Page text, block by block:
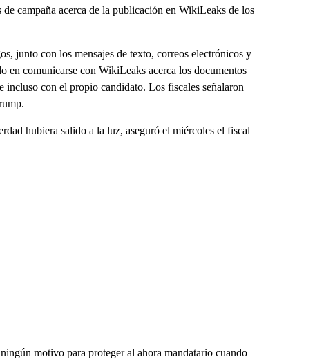
campaña acerca de la publicación en WikiLeaks de los
junto con los mensajes de texto, correos electrónicos y
en comunicarse con WikiLeaks acerca los documentos
incluso con el propio candidato. Los fiscales señalaron
hubiera salido a la luz, aseguró el miércoles el fiscal
motivo para proteger al ahora mandatario cuando